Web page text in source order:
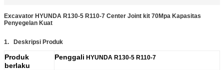
Excavator HYUNDA R130-5 R110-7 Center Joint kit 70Mpa Kapasitas
Penyegelan Kuat
1. Deskripsi Produk
Produk
berlaku
Penggali HYUNDA R130-5 R110-7